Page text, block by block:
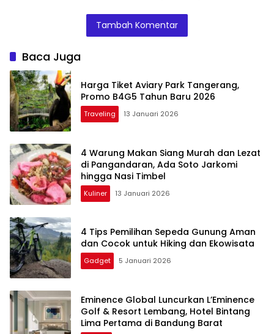
Bandung Barat
pada Pariwisata
Lokal
Wisata Menarik,
Tambah Komentar
Baca Juga
Harga Tiket Aviary Park Tangerang,
Promo B4G5 Tahun Baru 2026
Traveling 13 Januari 2026
4 Warung Makan Siang Murah dan Lezat
di Pangandaran, Ada Soto Jarkomi
hingga Nasi Timbel
Kuliner 13 Januari 2026
4 Tips Pemilihan Sepeda Gunung Aman
dan Cocok untuk Hiking dan Ekowisata
Gadget 5 Januari 2026
Eminence Global Luncurkan L’Eminence
Golf & Resort Lembang, Hotel Bintang
Lima Pertama di Bandung Barat